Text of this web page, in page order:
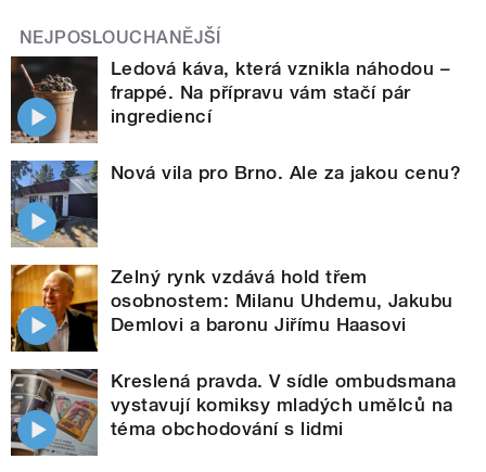
NEJPOSLOUCHANĚJŠÍ
Ledová káva, která vznikla náhodou –
frappé. Na přípravu vám stačí pár
ingrediencí
Nová vila pro Brno. Ale za jakou cenu?
Zelný rynk vzdává hold třem
osobnostem: Milanu Uhdemu, Jakubu
Demlovi a baronu Jiřímu Haasovi
Kreslená pravda. V sídle ombudsmana
vystavují komiksy mladých umělců na
téma obchodování s lidmi